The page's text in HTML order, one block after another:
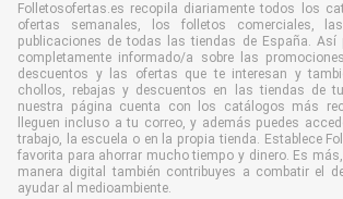
Folletosofertas.es recopila diariamente todos los
ofertas semanales, los folletos comerciales,
publicaciones de todas las tiendas de España. Así
completamente informado/a sobre las
descuentos y las ofertas que te interesan y
chollos, rebajas y descuentos en las tiendas de
nuestra página cuenta con los catálogos más
lleguen incluso a tu correo, y además puedes
trabajo, la escuela o en la propia tienda. Establece
favorita para ahorrar mucho tiempo y dinero. Es
manera digital también contribuyes a combatir el
ayudar al medioambiente.